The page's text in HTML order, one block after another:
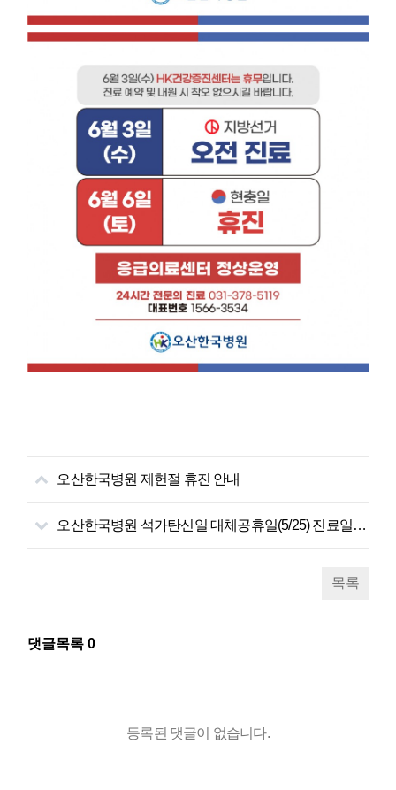
오산한국병원 제헌절 휴진 안내
오산한국병원 석가탄신일 대체공휴일(5/25) 진료일정 안내
목록
댓글목록0
등록된 댓글이 없습니다.